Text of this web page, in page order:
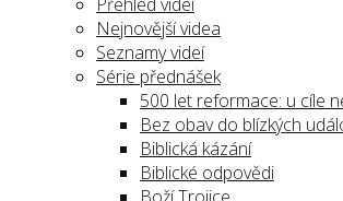
Nejnovější videa
Seznamy videí
Série přednášek
500 let reformace: u cíle
Bez obav do blízkých
Biblická kázání
Biblické odpovědi